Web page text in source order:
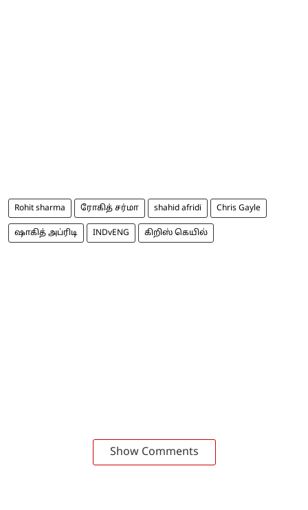
Rohit sharma ரோகித் சர்மா shahid afridi Chris Gayle
ஷாகித் அப்ரிடி INDvENG கிறிஸ் கெயில்
Show Comments